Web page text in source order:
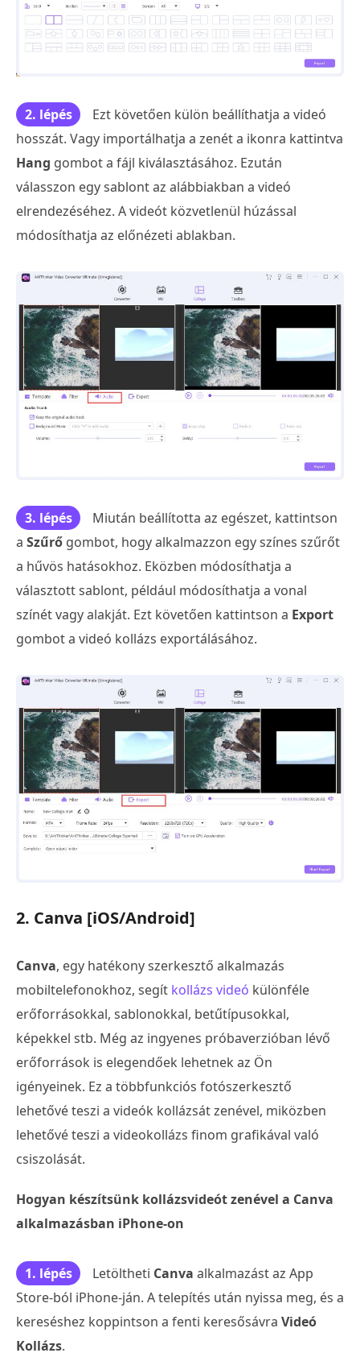
2. lépés
Ezt követően külön beállíthatja a videó
hosszát. Vagy importálhatja a zenét a ikonra kattintva
Hang gombot a fájl kiválasztásához. Ezután
válasszon egy sablont az alábbiakban a videó
elrendezéséhez. A videót közvetlenül húzással
módosíthatja az előnézeti ablakban.
3. lépés
Miután beállította az egészet, kattintson
a Szűrő gombot, hogy alkalmazzon egy színes szűrőt
a hűvös hatásokhoz. Eközben módosíthatja a
választott sablont, például módosíthatja a vonal
színét vagy alakját. Ezt követően kattintson a Export
gombot a videó kollázs exportálásához.
2. Canva [iOS/Android]
Canva, egy hatékony szerkesztő alkalmazás
mobiltelefonokhoz, segít kollázs videó különféle
erőforrásokkal, sablonokkal, betűtípusokkal,
képekkel stb. Még az ingyenes próbaverzióban lévő
erőforrások is elegendőek lehetnek az Ön
igényeinek. Ez a többfunkciós fotószerkesztő
lehetővé teszi a videók kollázsát zenével, miközben
lehetővé teszi a videokollázs finom grafikával való
csiszolását.
Hogyan készítsünk kollázsvideót zenével a Canva
alkalmazásban iPhone-on
1. lépés Letöltheti Canva alkalmazást az App
Store-ból iPhone-ján. A telepítés után nyissa meg, és a
kereséshez koppintson a fenti keresősávra Videó
Kollázs.